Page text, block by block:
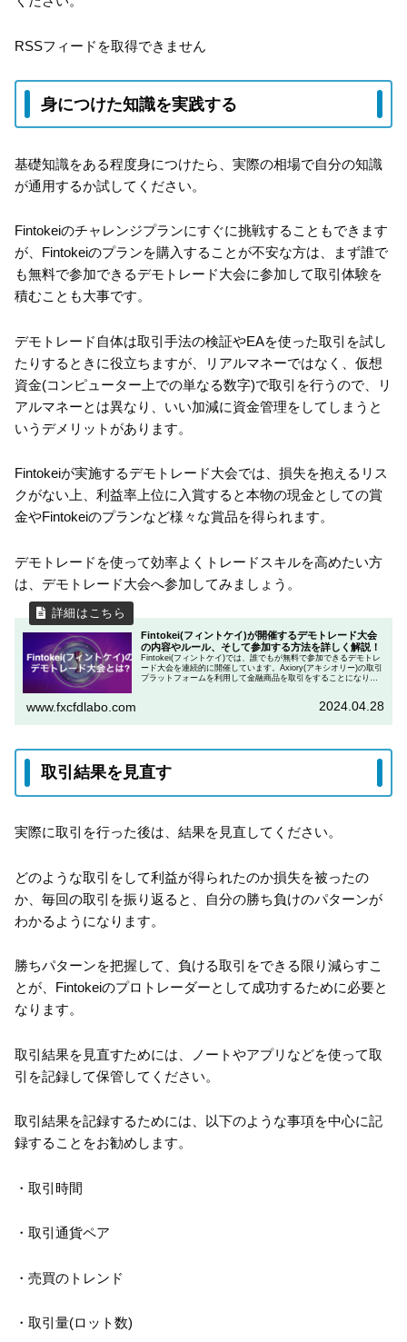
RSSフィードを取得できません
身につけた知識を実践する
基礎知識をある程度身につけたら、実際の相場で自分の知識
が通用するか試してください。
Fintokeiのチャレンジプランにすぐに挑戦することもできます
が、Fintokeiのプランを購入することが不安な方は、まず誰で
も無料で参加できるデモトレード大会に参加して取引体験を
積むことも大事です。
デモトレード自体は取引手法の検証やEAを使った取引を試し
たりするときに役立ちますが、リアルマネーではなく、仮想
資金(コンピューター上での単なる数字)で取引を行うので、リ
アルマネーとは異なり、いい加減に資金管理をしてしまうと
いうデメリットがあります。
Fintokeiが実施するデモトレード大会では、損失を抱えるリス
クがない上、利益率上位に入賞すると本物の現金としての賞
金やFintokeiのプランなど様々な賞品を得られます。
デモトレードを使って効率よくトレードスキルを高めたい方
は、デモトレード大会へ参加してみましょう。
Fintokei(フィントケイ)が開催するデモトレード大会
の内容やルール、そして参加する方法を詳しく解説！
Fintokei(フィントケイ)では、誰でもが無料で参加できるデモトレ
ード大会を連続的に開催しています。Axiory(アキシオリー)の取引
プラットフォームを利用して金融商品を取引をすることになりま
www.fxcfdlabo.com 2024.04.28
取引結果を見直す
実際に取引を行った後は、結果を見直してください。
どのような取引をして利益が得られたのか損失を被ったの
か、毎回の取引を振り返ると、自分の勝ち負けのパターンが
わかるようになります。
勝ちパターンを把握して、負ける取引をできる限り減らすこ
とが、Fintokeiのプロトレーダーとして成功するために必要と
なります。
取引結果を見直すためには、ノートやアプリなどを使って取
引を記録して保管してください。
取引結果を記録するためには、以下のような事項を中心に記
録することをお勧めします。
・取引時間
・取引通貨ペア
・売買のトレンド
・取引量(ロット数)